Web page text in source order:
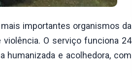
importantes organismos da
O serviço funciona 24
humanizada e acolhedora, com